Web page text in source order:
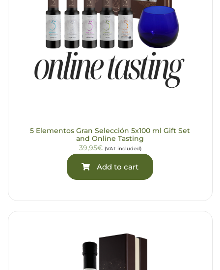
5 Elementos Gran Selección 5x100 ml Gift Set
and Online Tasting
39,95€ (VAT included)
Add to cart